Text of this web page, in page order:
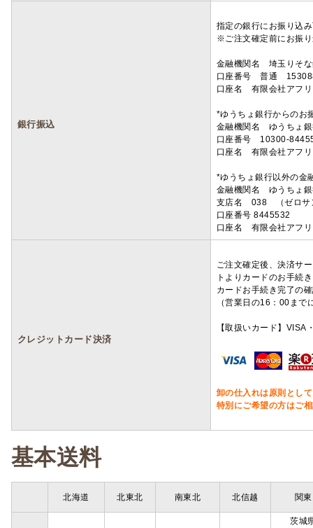
銀行振込
指定の銀行にお振り込
※ご注文確定前にお振
金融機関名 埼玉りそ
口座番号 普通
口座名 有限会社アフ
*ゆうちょ銀行からのお
金融機関名 ゆうちょ
口座番号 10300-
口座名 有限会社アフ
*ゆうちょ銀行以外の金
金融機関名 ゆうちょ
支店名 038 （ゼロサ
口座番号 8445532
口座名 有限会社アフ
クレジットカード決済
ご注文確定後、決済サ
トよりカードのお手続
カードお手続き完了の
（営業日の16：00ま
【取扱いカード】
卸の仕入れは原則とし
特別にご希望の方はご
基本送料
北海道 北東北 南東北 北信越 関東
茨城